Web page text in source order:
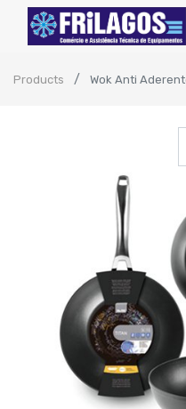
Products Wok Anti